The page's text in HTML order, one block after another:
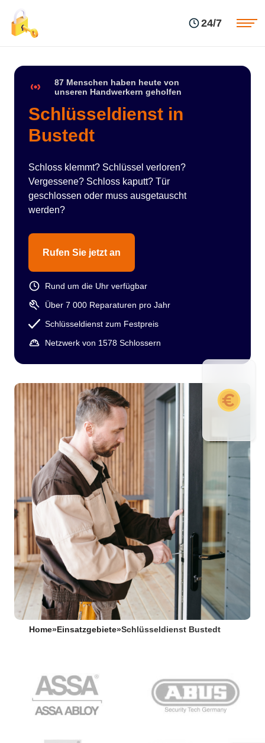
24/7
87 Menschen haben heute von
unseren Handwerkern geholfen
Schlüsseldienst in
Bustedt
Schloss klemmt? Schlüssel verloren?
Vergessene? Schloss kaputt? Tür
geschlossen oder muss ausgetauscht
werden?
Rufen Sie jetzt an
Rund um die Uhr verfügbar
Über 7 000 Reparaturen pro Jahr
Schlüsseldienst zum Festpreis
Netzwerk von 1578 Schlossern
Home» Einsatzgebiete»Schlüsseldienst Bustedt